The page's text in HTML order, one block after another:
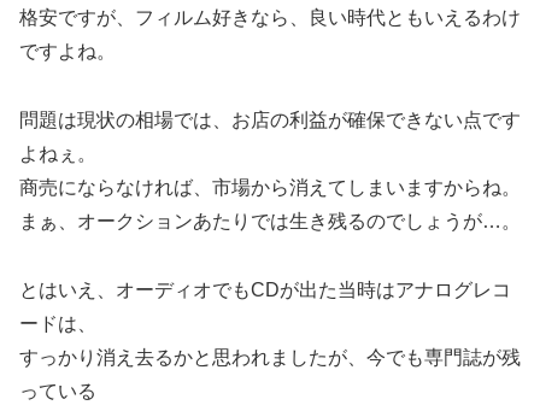
格安ですが、フィルム好きなら、良い時代ともいえるわけ
ですよね。
問題は現状の相場では、お店の利益が確保できない点です
よねぇ。
商売にならなければ、市場から消えてしまいますからね。
まぁ、オークションあたりでは生き残るのでしょうが…。
とはいえ、オーディオでもCDが出た当時はアナログレコ
ードは、
すっかり消え去るかと思われましたが、今でも専門誌が残
っている